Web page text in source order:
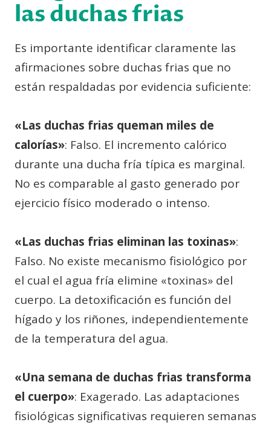
las duchas frias
Es importante identificar claramente las
afirmaciones sobre duchas frias que no
están respaldadas por evidencia suficiente:
«Las duchas frias queman miles de
calorías»: Falso. El incremento calórico
durante una ducha fría típica es marginal.
No es comparable al gasto generado por
ejercicio físico moderado o intenso.
«Las duchas frias eliminan las toxinas»:
Falso. No existe mecanismo fisiológico por
el cual el agua fría elimine «toxinas» del
cuerpo. La detoxificación es función del
hígado y los riñones, independientemente
de la temperatura del agua.
«Una semana de duchas frias transforma
el cuerpo»: Exagerado. Las adaptaciones
fisiológicas significativas requieren semanas